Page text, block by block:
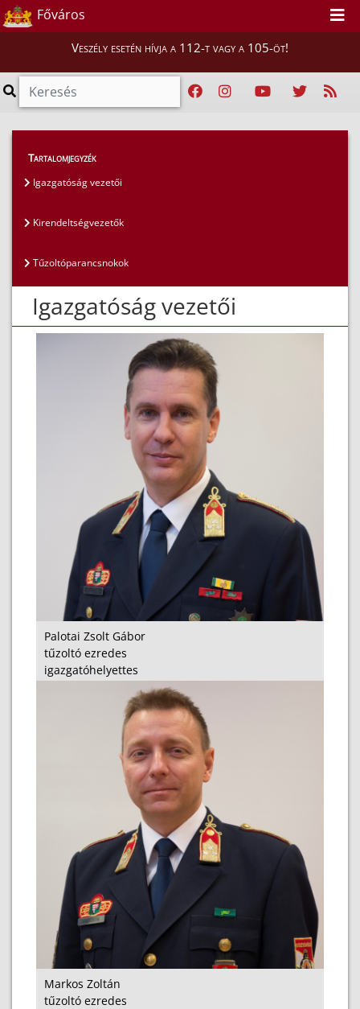
Főváros
Veszély esetén hívja a 112-t vagy a 105-öt!
Magunkról
Igazgatóság vezetői
Tartalomjegyzék
Igazgatóság vezetői
Kirendeltségvezetők
Tűzoltóparancsnokok
Igazgatóság vezetői
Palotai Zsolt Gábor
tűzoltó ezredes
igazgatóhelyettes
Markos Zoltán
tűzoltó ezredes